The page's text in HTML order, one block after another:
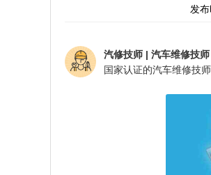
发
汽修技师 | 汽车维修技师